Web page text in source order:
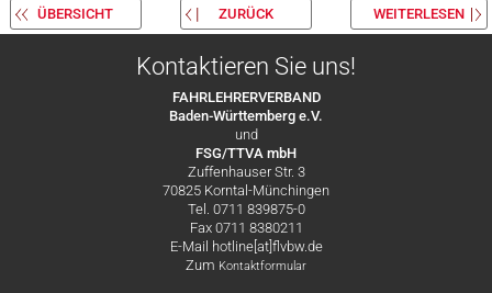
ÜBERSICHT ZURÜCK WEITERLESEN
Kontaktieren Sie uns!
FAHRLEHRERVERBAND
Baden-Württemberg e.V.
und
FSG/TTVA mbH
Zuffenhauser Str. 3
70825 Korntal-Münchingen
Tel. 0711 839875-0
Fax 0711 8380211
E-Mail hotline[at]flvbw.de
Zum Kontaktformular